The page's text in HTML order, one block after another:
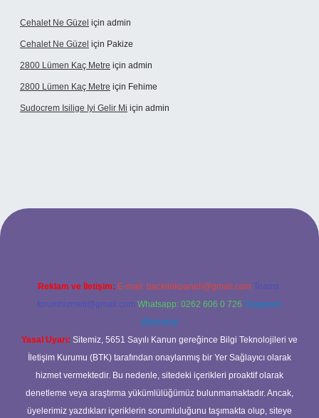
Cehalet Ne Güzel için admin
Cehalet Ne Güzel için Pakize
2800 Lümen Kaç Metre için admin
2800 Lümen Kaç Metre için Fehime
Sudocrem Isilige Iyi Gelir Mi için admin
grand opera bet giriş
Reklam ve İletişim: E-mail: backlinkpaneli@gmail.com Teams:
forumhizmeti@gmail.com Whatsapp: 0262 606 0 726 Telegram:
@karabul
Yasal Uyarı: Sitemiz, 5651 Sayılı Kanun gereğince Bilgi Teknolojileri ve
İletişim Kurumu (BTK) tarafından onaylanmış bir Yer Sağlayıcı olarak
hizmet vermektedir. Bu nedenle, sitedeki içerikleri proaktif olarak
denetleme veya araştırma yükümlülüğümüz bulunmamaktadır. Ancak,
üyelerimiz yazdıkları içeriklerin sorumluluğunu taşımakta olup, siteye